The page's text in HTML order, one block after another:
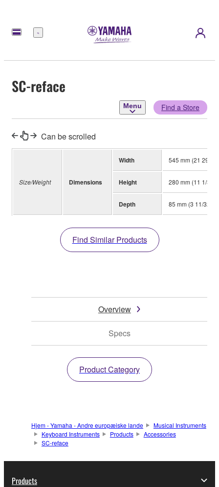
Menu
SC-reface
Menu Find a Store
Can be scrolled
Size/Weight Dimensions
Width 545 mm (21 29/
Height 280 mm (11 1/32")
Depth 85 mm (3 11/32")
Find Similar Products
Overview
Specs
Product Category
Hjem - Yamaha - Andre europæiske lande
Musical Instruments
Keyboard Instruments
Products
Accessories
SC-reface
Products